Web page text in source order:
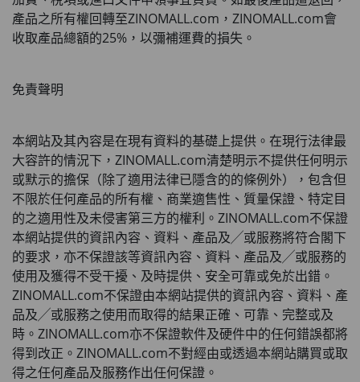
產品之所有權回轉至ZINOMALL.com ， ZINOMALL.com會
收取產品總額的25% ，以彌補運費的損失。
免責聲明
本網站及其內容是在現有資料的基礎上提供。在現行法律最
大容許的情況下， ZINOMALL.com清楚明示不提供任何明示
或默示的擔保（除了適用法律已隱含的的條例外），包含但
不限於任何產品的所有權、商業適售性、質量保證、特定目
的之適用性及未侵害第三方的權利。 ZINOMALL.com不保證
本網站提供的資訊內容、資料、產品及╱或服務將符合閣下
的要求，亦不保證該等資訊內容、資料、產品及╱或服務的
使用及獲得不受干擾、及時提供、安全可靠或免於出錯。
ZINOMALL.com不保證由本網站提供的資訊內容、資料、產
品及╱或服務之使用而取得的結果正確、可靠、完整或及
時。 ZINOMALL.com亦不保證軟件及硬件中的任何錯誤都將
得到改正。 ZINOMALL.com不對經由或透過本網站購買或取
得之任何產品及服務作出任何保證。